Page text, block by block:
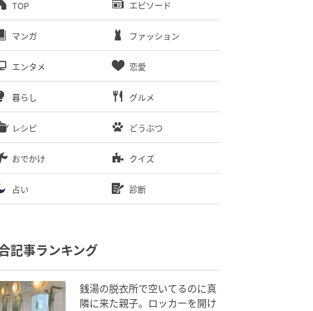
TOP エピソード
マンガ ファッション
エンタメ 恋愛
暮らし グルメ
レシピ どうぶつ
おでかけ クイズ
占い 診断
記事ランキング
銭湯の脱衣所で空いてるのに真
隣に来た親子。ロッカーを開け